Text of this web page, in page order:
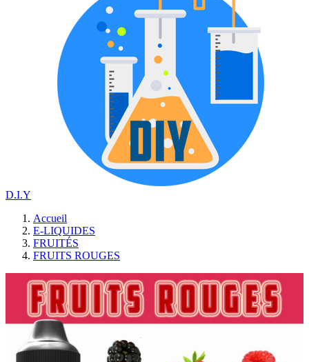
D.I.Y
Accueil
E-LIQUIDES
FRUITÉS
FRUITS ROUGES